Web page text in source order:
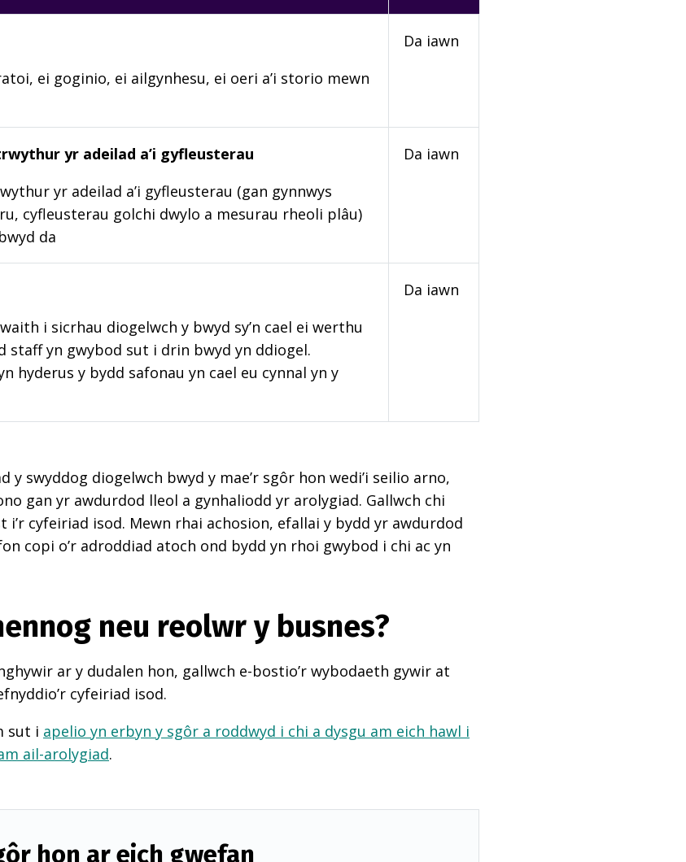
ei goginio, ei ailgynhesu, ei oeri a’i storio mewn
Da iawn
yr adeilad a’i gyfleusterau
yr adeilad a’i gyfleusterau (gan gynnwys
cyfleusterau golchi dwylo a mesurau rheoli plâu)
da
Da iawn
i sicrhau diogelwch y bwyd sy’n cael ei werthu
staff yn gwybod sut i drin bwyd yn ddiogel.
hyderus y bydd safonau yn cael eu cynnal yn y
Da iawn
y swyddog diogelwch bwyd y mae’r sgôr hon wedi’i seilio arno,
gan yr awdurdod lleol a gynhaliodd yr arolygiad. Gallwch chi
i’r cyfeiriad isod. Mewn rhai achosion, efallai y bydd yr awdurdod
copi o’r adroddiad atoch ond bydd yn rhoi gwybod i chi ac yn
neu reolwr y busnes?
ar y dudalen hon, gallwch e-bostio’r wybodaeth gywir at
cyfeiriad isod.
sut i apelio yn erbyn y sgôr a roddwyd i chi a dysgu am eich hawl i
ail-arolygiad.
hon ar eich gwefan